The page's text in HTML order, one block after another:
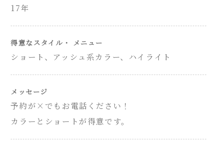
17年
得意なスタイル・ メニュー
ショート、アッシュ系カラー、ハイライト
メッセージ
予約が×でもお電話ください！
カラーとショートが得意です。